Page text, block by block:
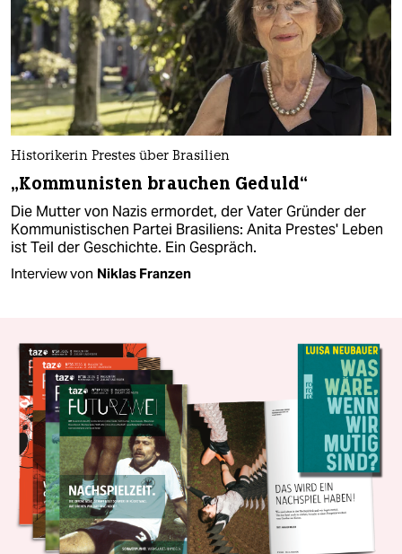
Historikerin Prestes über Brasilien
„Kommunisten brauchen Geduld“
Die Mutter von Nazis ermordet, der Vater Gründer der
Kommunistischen Partei Brasiliens: Anita Prestes' Leben
ist Teil der Geschichte. Ein Gespräch.
Interview von Niklas Franzen